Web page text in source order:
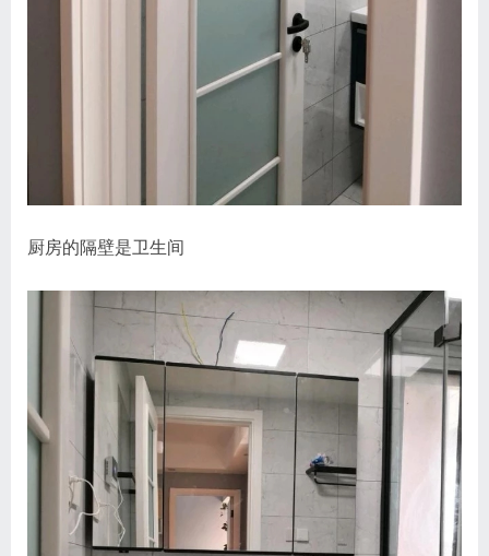
厨房的隔壁是卫生间